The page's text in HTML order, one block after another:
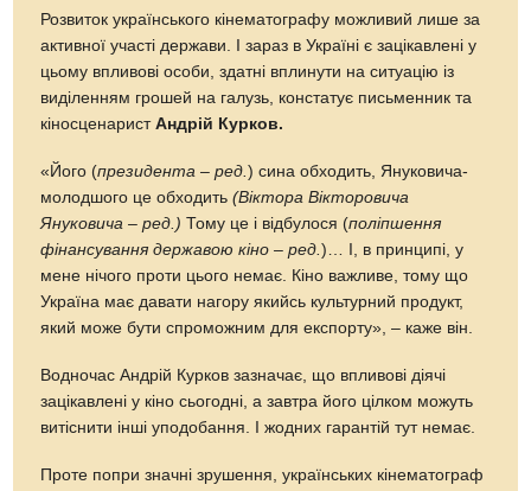
Розвиток українського кінематографу можливий лише за
активної участі держави. І зараз в Україні є зацікавлені у
цьому впливові особи, здатні вплинути на ситуацію із
виділенням грошей на галузь, констатує письменник та
кіносценаристАндрій Курков.
«Його (президента – ред.) сина обходить, Януковича-
молодшого це обходить(Віктора Вікторовича
Януковича – ред.) Тому це і відбулося (поліпшення
фінансування державою кіно – ред.)… І, в принципі, у
мене нічого проти цього немає. Кіно важливе, тому що
Україна має давати нагору якийсь культурний продукт,
який може бути спроможним для експорту», – каже він.
Водночас Андрій Курков зазначає, що впливові діячі
зацікавлені у кіно сьогодні, а завтра його цілком можуть
витіснити інші уподобання. І жодних гарантій тут немає.
Проте попри значні зрушення, українських кінематограф